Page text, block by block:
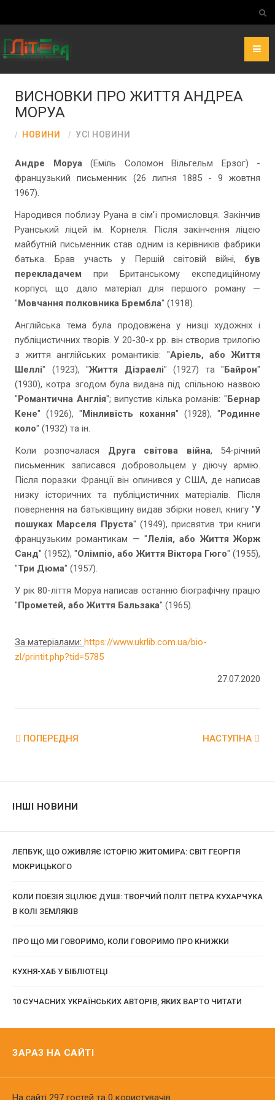
ВИСНОВКИ ПРО ЖИТТЯ АНДРЕА
МОРУА
НОВИНИ УСІ НОВИНИ
Андре Моруа(Еміль Соломон Вільгельм Ерзог) -
французький письменник (26 липня 1885 - 9 жовтня
1967).
Народився поблизу Руана в сім'ї промисловця. Закінчив
Руанський ліцей ім. Корнеля. Після закінчення ліцею
майбутній письменник став одним із керівників фабрики
батька. Брав участь у Першій світовій війні, був
перекладачем при Британському експедиційному
корпусі, що дало матеріал для першого роману —
"Мовчання полковника Брембла" (1918).
Англійська тема була продовжена у низці художніх і
публіцистичних творів. У 20-30-х pp. він створив трилогію
з життя англійських романтиків: "Аріель, або Життя
Шеллі" (1923), "Життя Дізраелі" (1927) та "Байрон"
(1930), котра згодом була видана під спільною назвою
"Романтична Англія"; випустив кілька романів: "Бернар
Кене" (1926), "Мінливість кохання" (1928), "Родинне
коло" (1932) та ін.
Коли розпочалася Друга світова війна, 54-річний
письменник записався добровольцем у діючу армію.
Після поразки Франції він опинився у США, де написав
низку історичних та публіцистичних матеріалів. Після
повернення на батьківщину видав збірки новел, книгу "У
пошуках Марселя Пруста" (1949), присвятив три книги
французьким романтикам — "Лелія, або Життя Жорж
Санд" (1952), "Олімпіо, або Життя Віктора Гюго" (1955),
"Три Дюма" (1957).
У рік 80-ліття Моруа написав останню біографічну працю
"Прометей, або Життя Бальзака" (1965).
За матеріалами: https://www.ukrlib.com.ua/bio-
zl/printit.php?tid=5785
27.07.2020
ПОПЕРЕДНЯ НАСТУПНА
ІНШІ НОВИНИ
ЛЕПБУК, ЩО ОЖИВЛЯЄ ІСТОРІЮ ЖИТОМИРА: СВІТ ГЕОРГІЯ
МОКРИЦЬКОГО
КОЛИ ПОЕЗІЯ ЗЦІЛЮЄ ДУШІ: ТВОРЧИЙ ПОЛІТ ПЕТРА КУХАРЧУКА
В КОЛІ ЗЕМЛЯКІВ
ПРО ЩО МИ ГОВОРИМО, КОЛИ ГОВОРИМО ПРО КНИЖКИ
КУХНЯ-ХАБ У БІБЛІОТЕЦІ
10 СУЧАСНИХ УКРАЇНСЬКИХ АВТОРІВ, ЯКИХ ВАРТО ЧИТАТИ
ЗАРАЗ НА САЙТІ
На сайті 297 гостей та 0 користувачів